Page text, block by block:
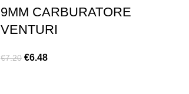
9MM CARBURATORE
VENTURI
€7.20 €6.48